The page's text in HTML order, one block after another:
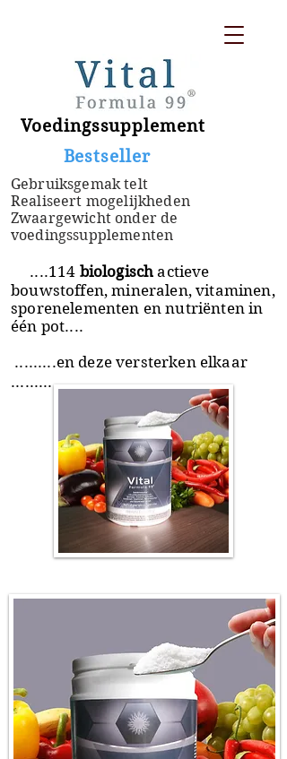
Voedingssupplement
​ Bestseller
Gebruiksgemak telt
Realiseert mogelijkheden
Zwaargewicht onder de
voedingssupplementen
....114 biologischactieve
bouwstoffen, mineralen, vitaminen,
sporenelementen en nutriënten in
één pot....
.........en deze versterken elkaar
.........